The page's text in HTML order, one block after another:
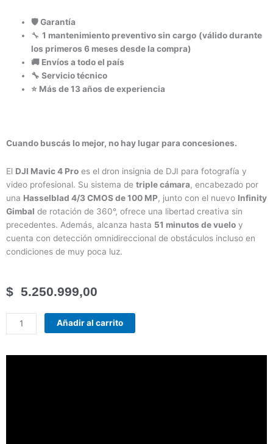
🛡️ Garantía
🔧1 mantenimiento preventivo sin cargo (válido durante
los primeros 6 meses desde la compra)
🚚 Envíos a todo el país
🔧 Servicio técnico
⭐ Más de 13 años de experiencia
Cuando buscás lo mejor, no hay lugar para concesiones.
El DJI Mavic 4 Pro es el dron insignia de DJI para fotografía y
video profesional. Su sistema de triple cámara, encabezado por
una Hasselblad 4/3 CMOS de 100 MP, junto con el nuevo Infinity
Gimbal de rotación de 360°, ofrece una libertad creativa sin
precedentes. Además, alcanza hasta 51 minutos de vuelo y
cuenta con detección omnidireccional de obstáculos incluso en
condiciones de muy poca luz.
$ 5.250.999,00
DJI
Añadir al carrito